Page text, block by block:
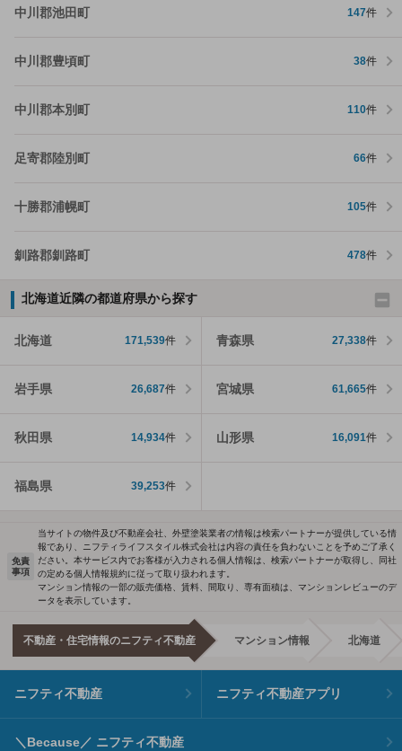
中川郡池田町 147件
中川郡豊頃町 38件
中川郡本別町 110件
足寄郡陸別町 66件
十勝郡浦幌町 105件
釧路郡釧路町 478件
北海道近隣の都道府県から探す
北海道 171,539件 青森県 27,338件
岩手県 26,687件 宮城県 61,665件
秋田県 14,934件 山形県 16,091件
福島県 39,253件
免責
事項
当サイトの物件及び不動産会社、外壁塗装業者の情報は検索パートナーが提供している情
報であり、ニフティライフスタイル株式会社は内容の責任を負わないことを予めご了承く
ださい。本サービス内でお客様が入力される個人情報は、検索パートナーが取得し、同社
の定める個人情報規約に従って取り扱われます。
マンション情報の一部の販売価格、賃料、間取り、専有面積は、マンションレビューのデ
ータを表示しています。
不動産・住宅情報のニフティ不動産 マンション情報 北海道
ニフティ不動産 ニフティ不動産アプリ
＼Because／ ニフティ不動産